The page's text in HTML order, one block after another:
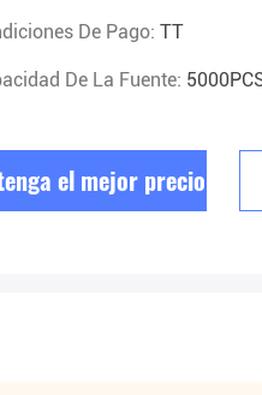
De Pago: TT
De La Fuente:
el mejor precio